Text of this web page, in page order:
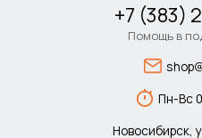
+7 (383)
Помощь в
Пн-Вс
Новосибирск,